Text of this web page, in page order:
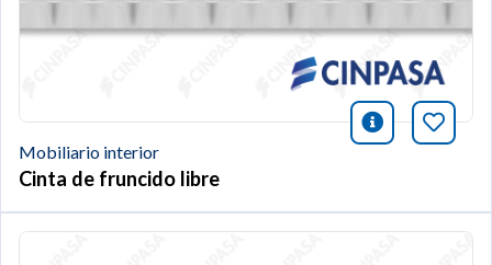
icono
Mobiliario interior
Cinta de fruncido libre